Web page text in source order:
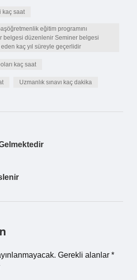
kaç saat
eğitim programını
belgesi düzenlenir Seminer belgesi
kaç yıl süreyle geçerlidir
kaç saat
Uzmanlık sınavı kaç dakika
Gerekli alanlar *